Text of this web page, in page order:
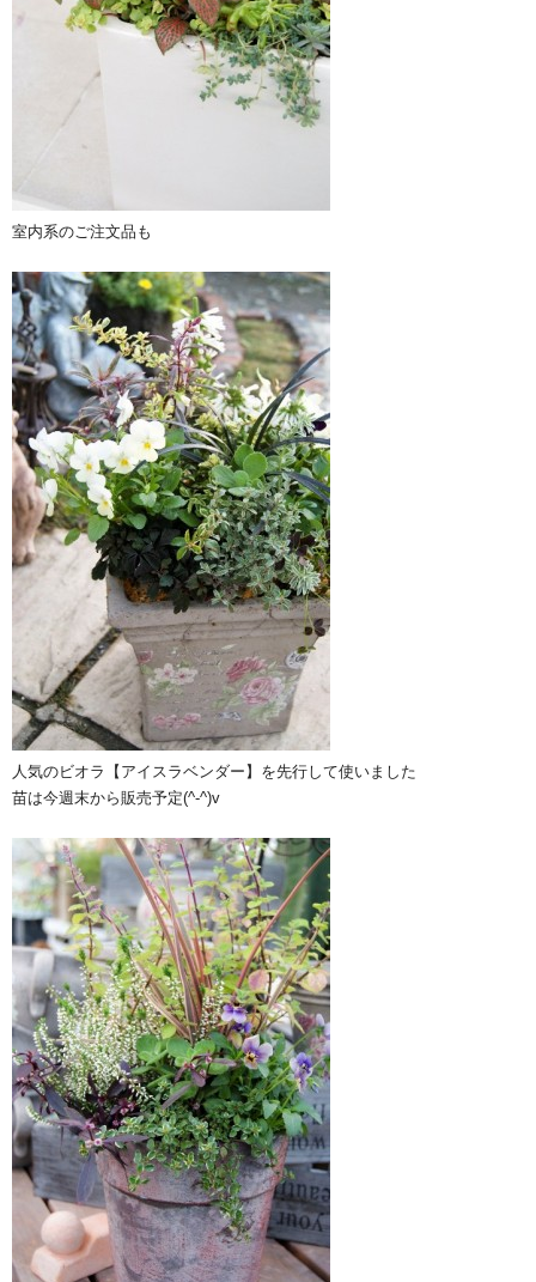
室内系のご注文品も
人気のビオラ【アイスラベンダー】を先行して使いました
苗は今週末から販売予定(^-^)v